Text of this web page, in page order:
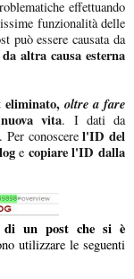
effettuando
funzionalità delle
può essere causata da
altra causa esterna
eliminato,oltre a fare
vita. I dati da
. Per conoscerel'ID del
e copiare l'ID dalla
un post che si è
utilizzare le seguenti